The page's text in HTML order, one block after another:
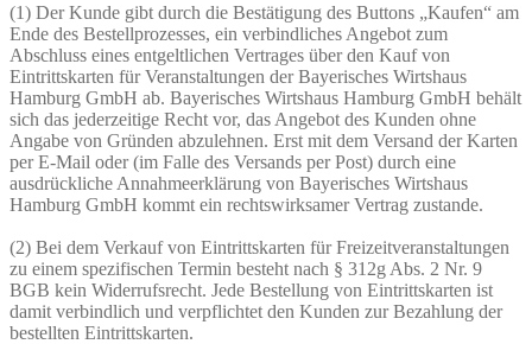
(1) Der Kunde gibt durch die Bestätigung des Buttons „Kaufen“ am
Ende des Bestellprozesses, ein verbindliches Angebot zum
Abschluss eines entgeltlichen Vertrages über den Kauf von
Eintrittskarten für Veranstaltungen der Bayerisches Wirtshaus
Hamburg GmbH ab. Bayerisches Wirtshaus Hamburg GmbH behält
sich das jederzeitige Recht vor, das Angebot des Kunden ohne
Angabe von Gründen abzulehnen. Erst mit dem Versand der Karten
per E-Mail oder (im Falle des Versands per Post) durch eine
ausdrückliche Annahmeerklärung von Bayerisches Wirtshaus
Hamburg GmbH kommt ein rechtswirksamer Vertrag zustande.
(2) Bei dem Verkauf von Eintrittskarten für Freizeitveranstaltungen
zu einem spezifischen Termin besteht nach § 312g Abs. 2 Nr. 9
BGB kein Widerrufsrecht. Jede Bestellung von Eintrittskarten ist
damit verbindlich und verpflichtet den Kunden zur Bezahlung der
bestellten Eintrittskarten.